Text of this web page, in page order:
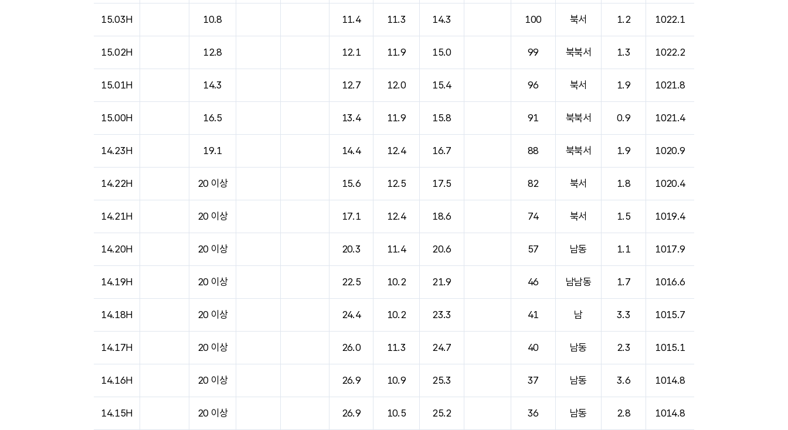
15.03H 10.8 11.4 11.3 14.3 100 북서 1.2 1022.1
15.02H 12.8 12.1 11.9 15.0 99 북북서 1.3 1022.2
15.01H 14.3 12.7 12.0 15.4 96 북서 1.9 1021.8
15.00H 16.5 13.4 11.9 15.8 91 북북서 0.9 1021.4
14.23H 19.1 14.4 12.4 16.7 88 북북서 1.9 1020.9
14.22H 20 이상 15.6 12.5 17.5 82 북서 1.8 1020.4
14.21H 20 이상 17.1 12.4 18.6 74 북서 1.5 1019.4
14.20H 20 이상 20.3 11.4 20.6 57 남동 1.1 1017.9
14.19H 20 이상 22.5 10.2 21.9 46 남남동 1.7 1016.6
14.18H 20 이상 24.4 10.2 23.3 41 남 3.3 1015.7
14.17H 20 이상 26.0 11.3 24.7 40 남동 2.3 1015.1
14.16H 20 이상 26.9 10.9 25.3 37 남동 3.6 1014.8
14.15H 20 이상 26.9 10.5 25.2 36 남동 2.8 1014.8